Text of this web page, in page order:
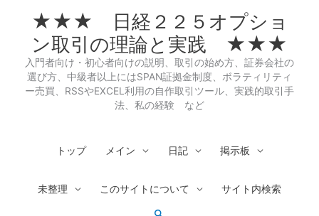
★★★ 日経２２５オプショ
ン取引の理論と実践 ★★★
入門者向け・初心者向けの説明、取引の始め方、証券会社の
選び方、中級者以上にはSPAN証拠金制度、ボラティリティ
ー売買、RSSやEXCEL利用の自作取引ツール、実践的取引手
法、私の経験 など
トップ メイン 日記 掲示板
未整理 このサイトについて サイト内検索